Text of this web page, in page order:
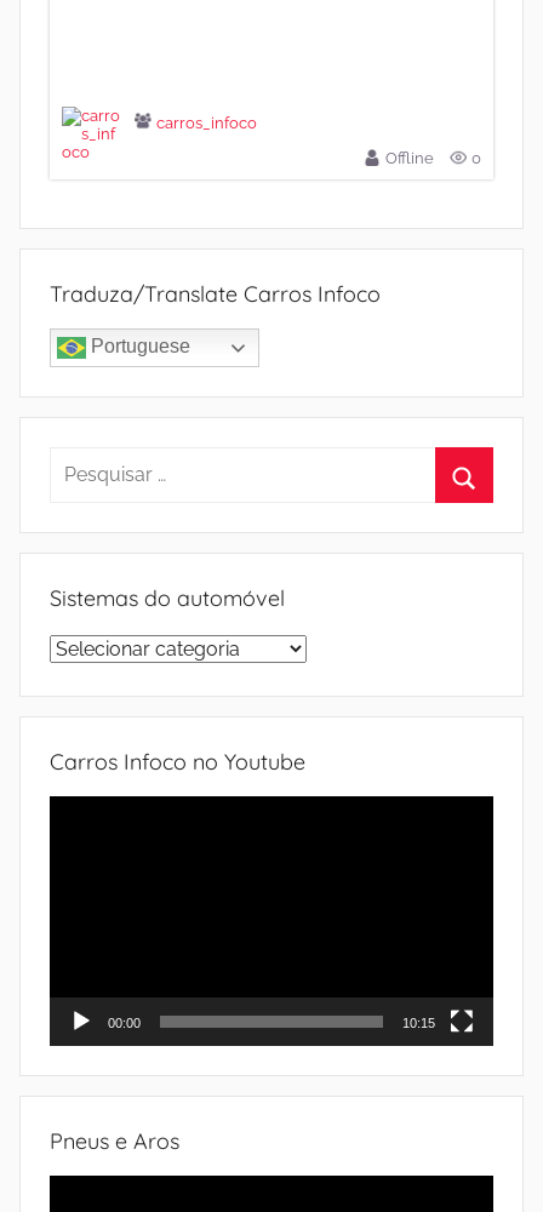
carros_infoco
Offline
0
Traduza/Translate Carros Infoco
Portuguese
Pesquisar
Sistemas do automóvel
Sistemas
automóvel
Carros Infoco no Youtube
00:00 10:15
Pneus e Aros